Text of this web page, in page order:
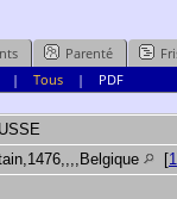
Parenté
Tous| PDF
[1